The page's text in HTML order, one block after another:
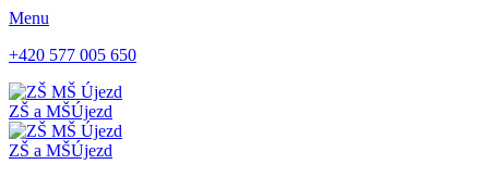
Menu
+420 577 005 650
ZŠ a MŠÚjezd
ZŠ a MŠÚjezd